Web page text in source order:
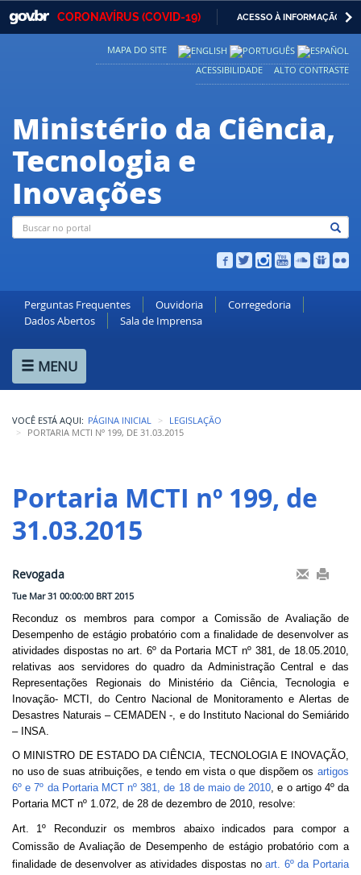
PARA
CONTEÚDO
GOVBR
CORONAVÍRUS (COVID-19) ACESSO À INFORMAÇÃO
Casa Civil
Ministério da Justiça e Segurança Pública
Ministério das Relações Exteriores
Ministério da Economia
Ministério da Infraestrutura
Ministério da Agricultura, Pecuária e Abastecimento
Ministério de Minas e Energia
Ministério do Meio Ambiente
Ministério do Desenvolvimento Regional
Controladoria-Geral da União
Ministério da Mulher, da Família e dos Direitos Humanos
Secretaria-Geral
Secretaria de Governo
Gabinete de Segurança Institucional
Advocacia-Geral da União
Banco Central do Brasil
Planalto
MAPA DO SITE
ALTO CONTRASTE
ACESSIBILIDADE
Ministério da Ciência,
Tecnologia e
Inovações
Perguntas Frequentes Ouvidoria
Corregedoria
Dados Abertos
Sala de Imprensa
MENU
VOCÊ ESTÁ AQUI: PÁGINA INICIAL
LEGISLAÇÃO
PORTARIA MCTI Nº 199, DE 31.03.2015
Portaria MCTI nº 199, de
31.03.2015
Revogada
Tue Mar 31 00:00:00 BRT 2015
Reconduz os membros para compor a Comissão de Avaliação de
Desempenho de estágio probatório com a finalidade de desenvolver as
atividades dispostas no art. 6º da Portaria MCT nº 381, de 18.05.2010,
relativas aos servidores do quadro da Administração Central e das
Representações Regionais do Ministério da Ciência, Tecnologia e
Inovação- MCTI, do Centro Nacional de Monitoramento e Alertas de
Desastres Naturais – CEMADEN -, e do Instituto Nacional do Semiárido
– INSA.
O MINISTRO DE ESTADO DA CIÊNCIA, TECNOLOGIA E INOVAÇÃO,
no uso de suas atribuições, e tendo em vista o que dispõem os artigos
6º e 7º da Portaria MCT nº 381, de 18 de maio de 2010, e o artigo 4º da
Portaria MCT nº 1.072, de 28 de dezembro de 2010, resolve:
Art. 1º Reconduzir os membros abaixo indicados para compor a
Comissão de Avaliação de Desempenho de estágio probatório com a
finalidade de desenvolver as atividades dispostas noart. 6º da Portaria